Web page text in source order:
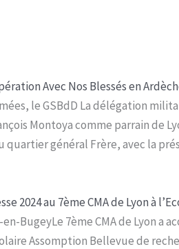
Avec Nos Blessés en
le GSBdD La délégation
Montoya comme parrain de
quartier général Frère, avec la
2024 au 7ème CMA de Lyon à
en-BugeyLe 7ème CMA de Lyon
Assomption Bellevue de